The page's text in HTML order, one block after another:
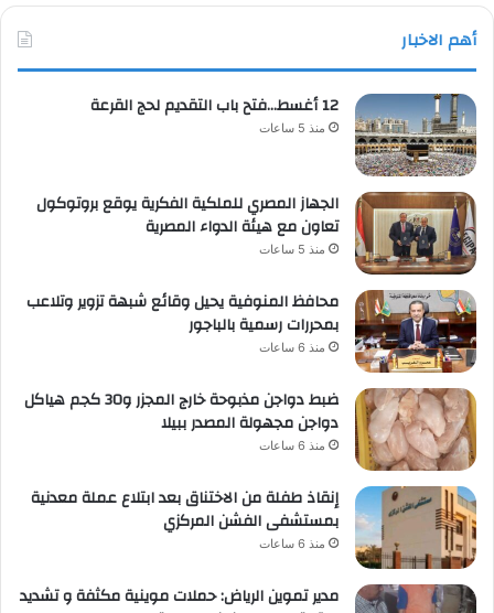
أهم الاخبار
12 أغسط…فتح باب التقديم لحج القرعة
منذ 5 ساعات
الجهاز المصري للملكية الفكرية يوقع بروتوكول
تعاون مع هيئة الدواء المصرية
منذ 5 ساعات
محافظ المنوفية يحيل وقائع شبهة تزوير وتلاعب
بمحررات رسمية بالباجور
منذ 6 ساعات
ضبط دواجن مذبوحة خارج المجزر و30 كجم هياكل
دواجن مجهولة المصدر ببيلا
منذ 6 ساعات
إنقاذ طفلة من الاختناق بعد ابتلاع عملة معدنية
بمستشفى الفشن المركزي
منذ 6 ساعات
مدير تموين الرياض: حملات موينية مكثفة و تشديد